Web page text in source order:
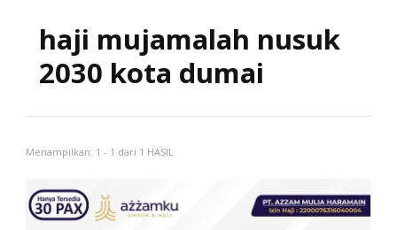
haji mujamalah nusuk
2030 kota dumai
Menampilkan: 1 - 1 dari 1 HASIL